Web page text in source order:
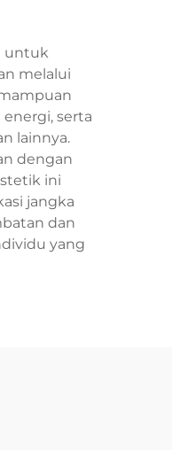
untuk
melalui
serta
lainnya.
dengan
ini
jangka
dan
yang